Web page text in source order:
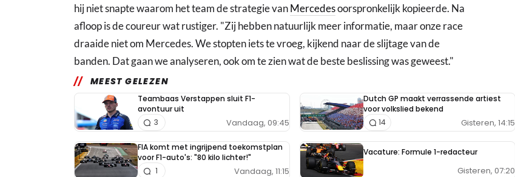
hij niet snapte waarom het team de strategie vanMercedesoorspronkelijk kopieerde. Na
afloop is de coureur wat rustiger. "Zij hebben natuurlijk meer informatie, maar onze race
draaide niet om Mercedes. We stopten iets te vroeg, kijkend naar de slijtage van de
banden. Dat gaan we analyseren, ook om te zien wat de beste beslissing was geweest."
MEEST GELEZEN
Teambaas Verstappen sluit F1-
avontuur uit
Vandaag, 09:45
3
Dutch GP maakt verrassende artiest
voor volkslied bekend
Gisteren, 14:15
14
FIA komt met ingrijpend toekomstplan
voor F1-auto's: "80 kilo lichter!"
Vandaag, 11:15
1
Vacature: Formule 1-redacteur
Gisteren, 07:20